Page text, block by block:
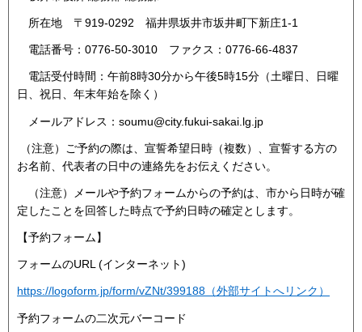
所在地 〒919-0292 福井県坂井市坂井町下新庄1-1
電話番号：0776-50-3010 ファクス：0776-66-4837
電話受付時間：午前8時30分から午後5時15分（土曜日、日曜
日、祝日、年末年始を除く）
メールアドレス：soumu@city.fukui-sakai.lg.jp
（注意）ご予約の際は、宣誓希望日時（複数）、宣誓する方の
お名前、代表者の日中の連絡先をお伝えください。
（注意）メールや予約フォームからの予約は、市から日時が確
定したことを回答した時点で予約日時の確定とします。
【予約フォーム】
フォームのURL (インターネット)
https://logoform.jp/form/vZNt/399188（外部サイトへリンク）
予約フォームの二次元バーコード